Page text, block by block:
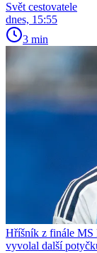
Svět cestovatele
dnes, 15:55
3 min
Hříšník z finále MS
vyvolal další